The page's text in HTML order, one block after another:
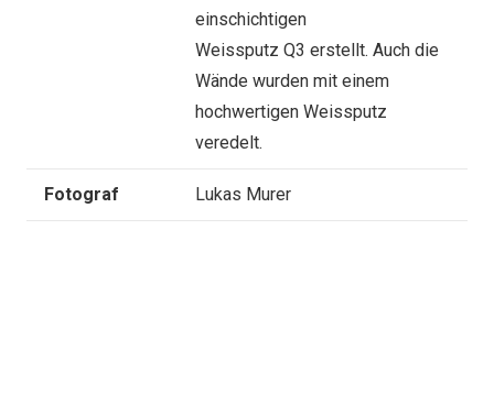
einschichtigen
Weissputz Q3 erstellt. Auch die
Wände wurden mit einem
hochwertigen Weissputz
veredelt.
Fotograf Lukas Murer